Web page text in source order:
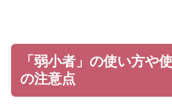
「弱小者」の使い方や
の注意点